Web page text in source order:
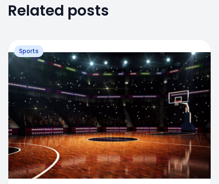
Related posts
Sports